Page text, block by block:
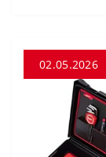
02.05.2026